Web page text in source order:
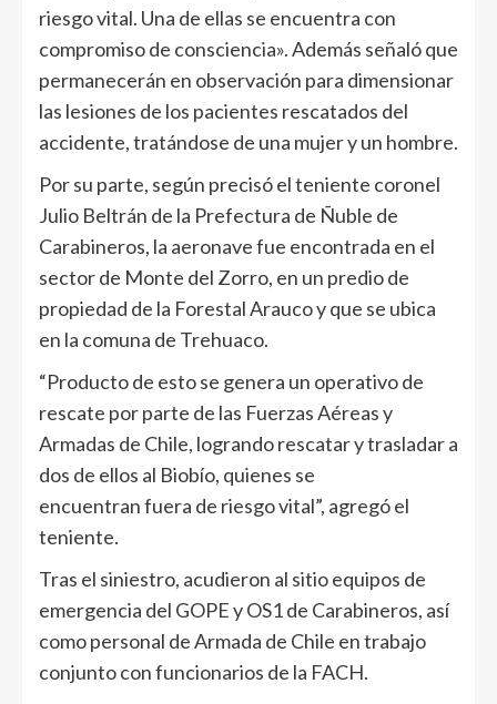
riesgo vital. Una de ellas se encuentra con
compromiso de consciencia». Además señaló que
permanecerán en observación para dimensionar
las lesiones de los pacientes rescatados del
accidente, tratándose de una mujer y un hombre.
Por su parte, según precisó el teniente coronel
Julio Beltrán de la Prefectura de Ñuble de
Carabineros, la aeronave fue encontrada en el
sector de Monte del Zorro, en un predio de
propiedad de la Forestal Arauco y que se ubica
en la comuna de Trehuaco.
“Producto de esto se genera un operativo de
rescate por parte de las Fuerzas Aéreas y
Armadas de Chile, logrando rescatar y trasladar a
dos de ellos al Biobío, quienes se
encuentran fuera de riesgo vital”, agregó el
teniente.
Tras el siniestro, acudieron al sitio equipos de
emergencia del GOPE y OS1 de Carabineros, así
como personal de Armada de Chile en trabajo
conjunto con funcionarios de la FACH.